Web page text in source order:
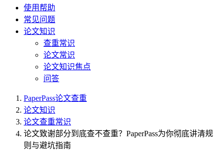
使用帮助
常见问题
论文知识
查重常识
论文常识
论文知识焦点
问答
PaperPass论文查重
论文知识
论文查重常识
论文致谢部分到底查不查重？PaperPass为你彻底讲清规
则与避坑指南